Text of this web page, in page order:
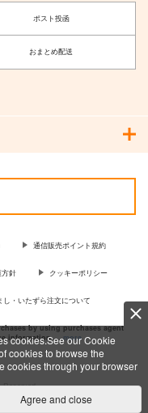
cookies.See our Cookie
cookies to browse the
cookies through your browser
Agree and close
ポスト投函
おまとめ配送
通信販売ポイント規約
針 クッキーポリシー
し・いたずら注文について
by using purchases agent
information …more
Reserved.